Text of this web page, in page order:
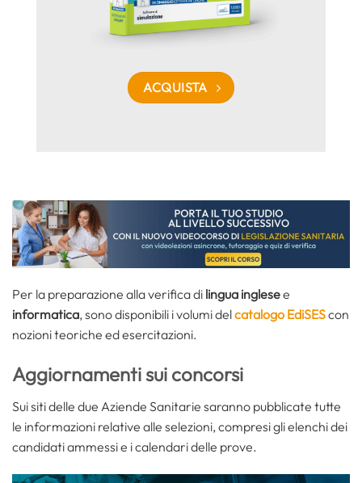
ACQUISTA
Per la preparazione allaverifica di lingua inglesee
informatica, sono disponibili i volumi delcatalogo EdiSEScon
nozioni teoriche ed esercitazioni.
Aggiornamenti sui concorsi
Sui siti delle due Aziende Sanitarie saranno pubblicate tutte
le informazioni relative alle selezioni, compresi gli elenchi dei
candidati ammessi e i calendari delle prove.